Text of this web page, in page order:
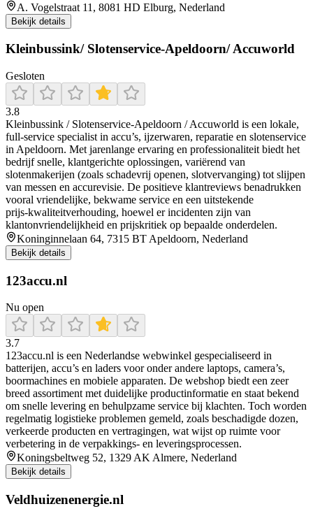
A. Vogelstraat 11, 8081 HD Elburg, Nederland
Bekijk details
Kleinbussink/ Slotenservice-Apeldoorn/ Accuworld
Gesloten
3.8
Kleinbussink / Slotenservice‑Apeldoorn / Accuworld is een lokale,
full‑service specialist in accu’s, ijzerwaren, reparatie en slotenservice
in Apeldoorn. Met jarenlange ervaring en professionaliteit biedt het
bedrijf snelle, klantgerichte oplossingen, variërend van
slotenmakerijen (zoals schadevrij openen, slotvervanging) tot slijpen
van messen en accurevisie. De positieve klantreviews benadrukken
vooral vriendelijke, bekwame service en een uitstekende
prijs‑kwaliteitverhouding, hoewel er incidenten zijn van
klantonvriendelijkheid en prijskritiek op bepaalde onderdelen.
Koninginnelaan 64, 7315 BT Apeldoorn, Nederland
Bekijk details
123accu.nl
Nu open
3.7
123accu.nl is een Nederlandse webwinkel gespecialiseerd in
batterijen, accu’s en laders voor onder andere laptops, camera’s,
boormachines en mobiele apparaten. De webshop biedt een zeer
breed assortiment met duidelijke productinformatie en staat bekend
om snelle levering en behulpzame service bij klachten. Toch worden
regelmatig logistieke problemen gemeld, zoals beschadigde dozen,
verkeerde producten en vertragingen, wat wijst op ruimte voor
verbetering in de verpakkings- en leveringsprocessen.
Koningsbeltweg 52, 1329 AK Almere, Nederland
Bekijk details
Veldhuizenenergie.nl